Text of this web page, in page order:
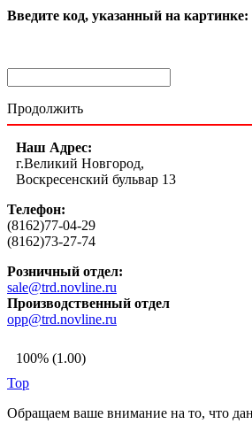
Введите код, указанный на картинке:
Продолжить
Наш Адрес:
г.Великий Новгород,
Воскресенский бульвар 13
Телефон:
(8162)77-04-29
(8162)73-27-74
Розничный отдел:
sale@trd.novline.ru
Производственный отдел
opp@trd.novline.ru
100% (1.00)
Top
Обращаем ваше внимание на то, что